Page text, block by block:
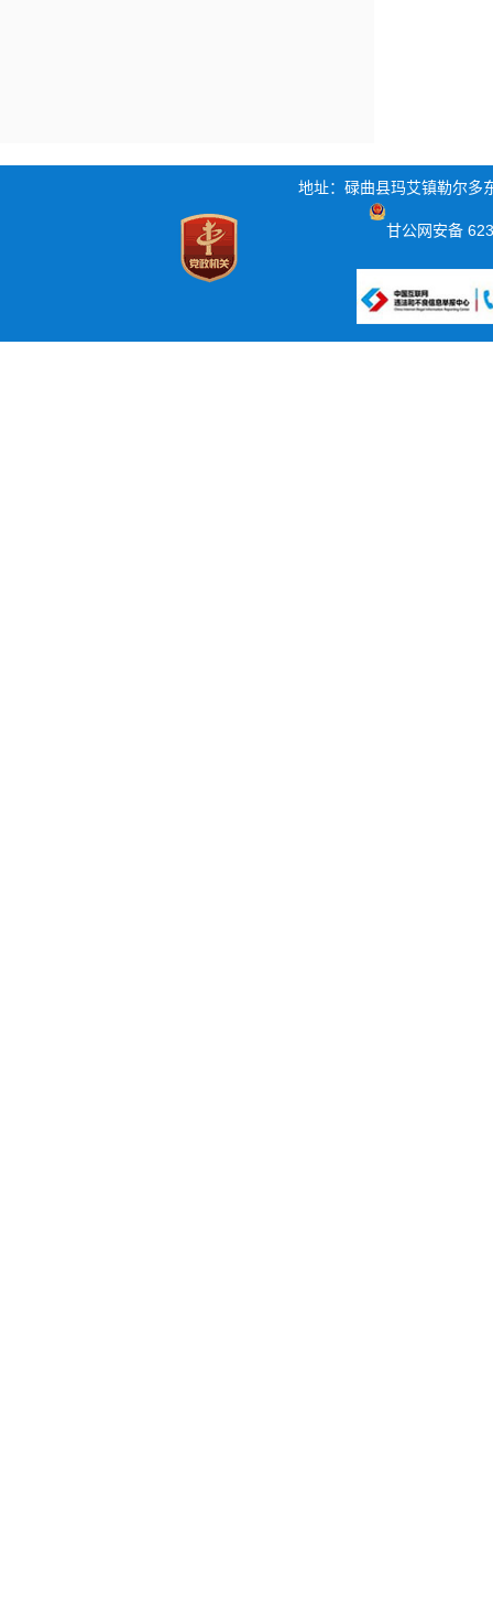
地址： 碌曲县玛艾镇勒尔多
甘公网安备